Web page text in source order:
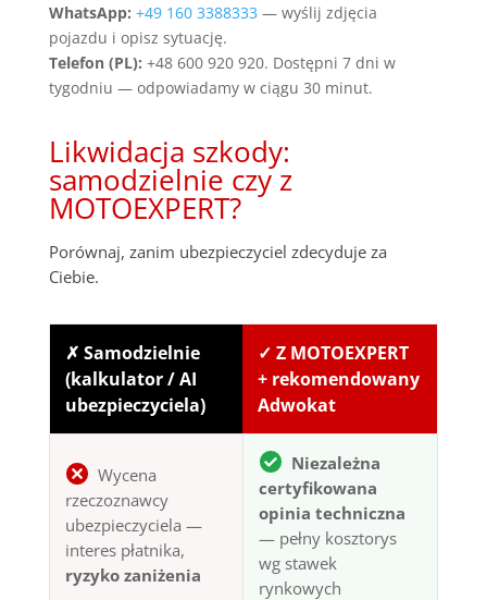
WhatsApp: +49 160 3388333 — wyślij zdjęcia
pojazdu i opisz sytuację.
Telefon (PL): +48 600 920 920. Dostępni 7 dni w
tygodniu — odpowiadamy w ciągu 30 minut.
Likwidacja szkody:
samodzielnie czy z
MOTOEXPERT?
Porównaj, zanim ubezpieczyciel zdecyduje za
Ciebie.
✗ Samodzielnie
(kalkulator / AI
ubezpieczyciela)
✓ Z MOTOEXPERT
+ rekomendowany
Adwokat
Wycena
rzeczoznawcy
ubezpieczyciela —
interes płatnika,
ryzyko zaniżenia
Niezależna
certyfikowana
opinia techniczna
— pełny kosztorys
wg stawek
rynkowych